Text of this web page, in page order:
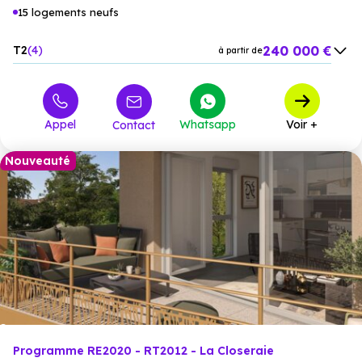
15 logements neufs
T2 4 à partir de240 000 €
à partir de 390 000 €
à partir de 450 000 €
Appel Contact Whatsapp Voir +
Nouveauté
Programme RE2020 - RT2012 - La Closeraie